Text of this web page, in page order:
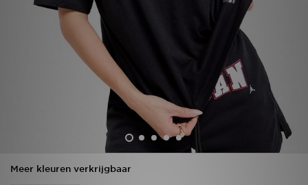
Meer kleuren verkrijgbaar
Bestelling traceren